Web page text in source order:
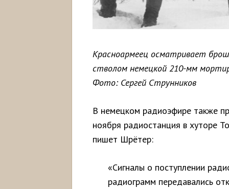
Красноармеец осматривает
стволом немецкой 210-мм
Фото: Сергей Струнников
В немецком радиоэфире также
ноября радиостанция в хуторе
пишет Шрётер:
«Сигналы о поступлении
радиограмм передавались